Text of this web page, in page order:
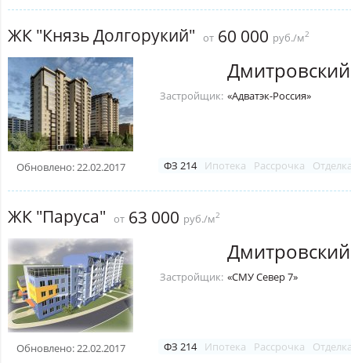
ЖК "Князь Долгорукий" от 60 000 руб./м2
Обновлено: 22.02.2017
Застройщик: «Адватэк-Россия»
ФЗ 214 Ипотека Рассрочка
ЖК "Паруса" от 63 000 руб./м2
Обновлено: 22.02.2017
Застройщик: «СМУ Север 7»
ФЗ 214 Ипотека Рассрочка